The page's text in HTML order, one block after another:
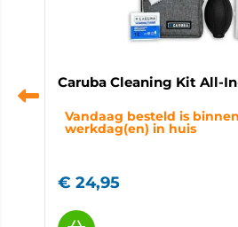
Caruba Cleaning Kit All-
Vandaag besteld is
werkdag(en) in huis
€ 24,95